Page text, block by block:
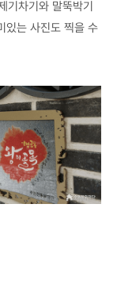
기차기와 말뚝박기
있는 사진도 찍을 수